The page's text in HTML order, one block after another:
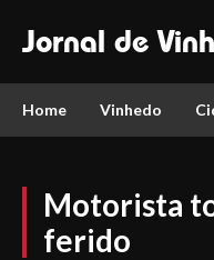
Jornal de
Home Vinhedo
Motorista
ferido